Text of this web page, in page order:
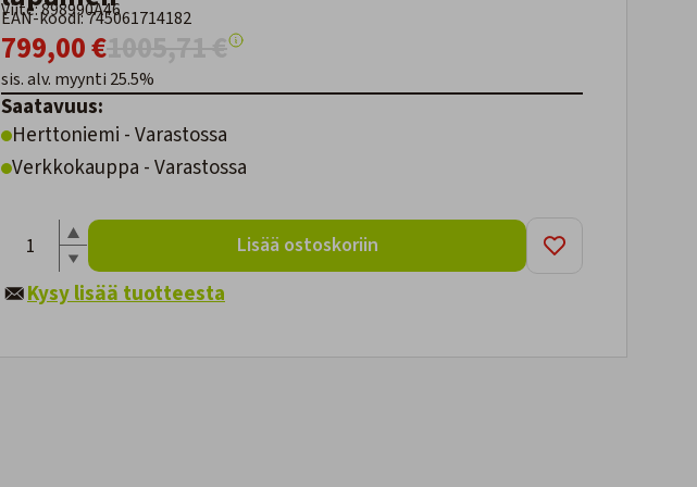
Viite: 898990A46
EAN-koodi: 745061714182
799,00 €
sis. alv. myynti 25.5%
Saatavuus:
Herttoniemi - Varastossa
Verkkokauppa - Varastossa
Lisää ostoskoriin
Kysy lisää tuotteesta